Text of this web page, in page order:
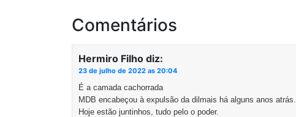
Comentários
Hermiro Filho diz:
23 de julho de 2022 as 20:04
É a camada cachorrada
MDB encabeçou à expulsão da dilmais há alguns anos atrás.
Hoje estão juntinhos, tudo pelo o poder.